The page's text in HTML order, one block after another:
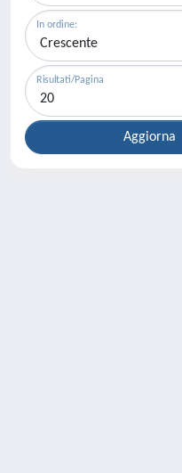
In ordine:
Risultati/Pagina